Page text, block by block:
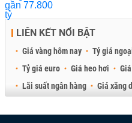
LIÊN KẾT NỔI BẬT
Giá vàng hôm nay Tỷ giá
Tỷ giá euro
Giá heo hơi
Lãi suất ngân hàng
Giá xăng